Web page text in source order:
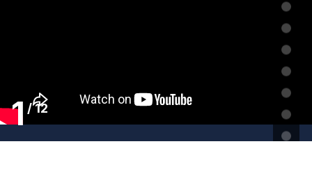
1 / 12